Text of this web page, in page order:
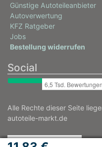
Günstige Autoteileanbieter
Autoverwertung
KFZ Ratgeber
Jobs
Bestellung widerrufen
Social
Alle Rechte dieser Seite
autoteile-markt.de